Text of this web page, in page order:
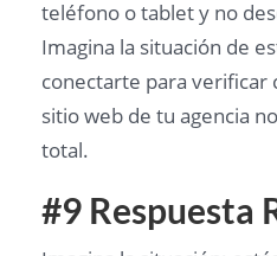
teléfono o tablet y no
Imagina la situación de
conectarte para verificar
sitio web de tu agencia
total.
#9 Respuesta